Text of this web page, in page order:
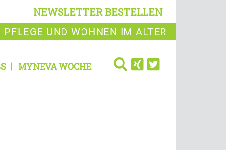
NEWSLETTER BESTELLEN
UND WOHNEN IM ALTER
MYNEVA WOCHE